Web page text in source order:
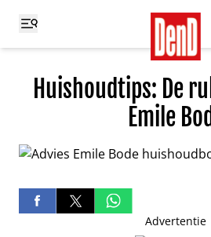
Huishoudtips: De
Emile
Advertentie